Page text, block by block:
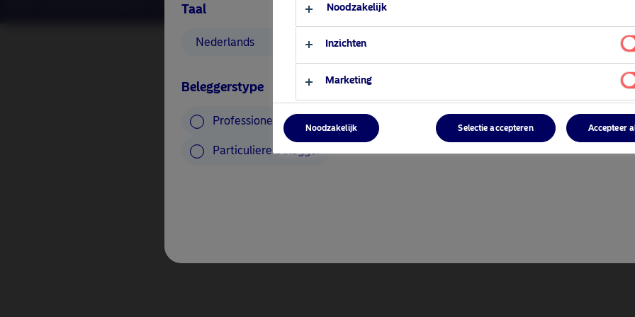
Taal
Nederlands
Beleggerstype
Professionele belegger
Particuliere belegger
©2026 – Nordea Asset Management – alle rechten voorbehouden Noodzakelijk
Inzichten
Marketing
Noodzakelijk Selectie accepteren Accepteer